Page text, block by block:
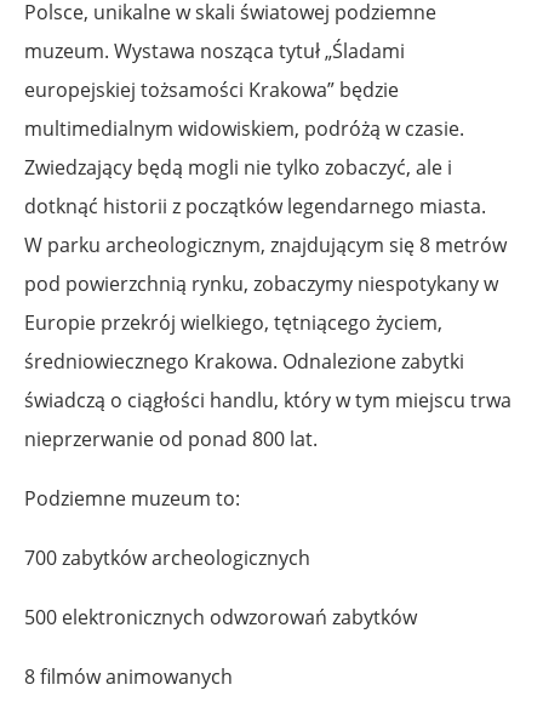
Polsce, unikalne w skali światowej podziemne
muzeum. Wystawa nosząca tytuł „Śladami
europejskiej tożsamości Krakowa” będzie
multimedialnym widowiskiem, podróżą w czasie.
Zwiedzający będą mogli nie tylko zobaczyć, ale i
dotknąć historii z początków legendarnego miasta.
W parku archeologicznym, znajdującym się 8 metrów
pod powierzchnią rynku, zobaczymy niespotykany w
Europie przekrój wielkiego, tętniącego życiem,
średniowiecznego Krakowa. Odnalezione zabytki
świadczą o ciągłości handlu, który w tym miejscu trwa
nieprzerwanie od ponad 800 lat.
Podziemne muzeum to:
700 zabytków archeologicznych
500 elektronicznych odwzorowań zabytków
8 filmów animowanych